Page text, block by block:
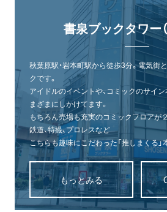
書泉ブックタワー
秋葉原駅・岩本町駅から徒歩3分。電気街
クです。
アイドルのイベントや、コミックのサイ
まざまにしかけてます。
もちろん売場も充実のコミックフロアが
鉄道、特撮、プロレスなど
こちらも趣味にこだわった「推しまくる」
もっとみる